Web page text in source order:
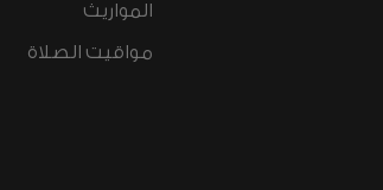
المواريث
مواقيت الصلاة